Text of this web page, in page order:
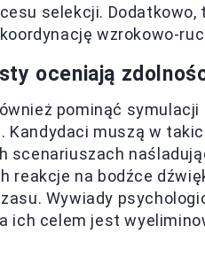
selekcji.
wzrokowo-
oceniają
pominąć
Kandydaci muszą w
scenariuszach
reakcje na bodźce
Wywiady
ich celem jest